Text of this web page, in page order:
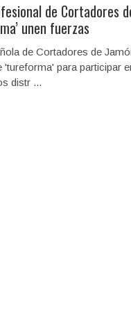
de Cortadores
unen fuerzas
de Cortadores de
'tureforma' para participar
distr ...